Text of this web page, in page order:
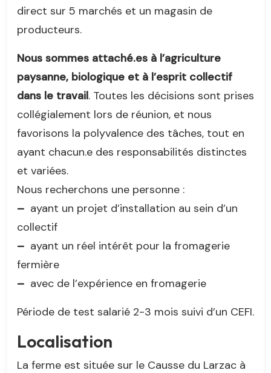
direct sur 5 marchés et un magasin de
producteurs.
Nous sommes attaché.es à l’agriculture
paysanne, biologique et à l’esprit collectif
dans le travail. Toutes les décisions sont prises
collégialement lors de réunion, et nous
favorisons la polyvalence des tâches, tout en
ayant chacun.e des responsabilités distinctes
et variées.
Nous recherchons une personne :
– ayant un projet d’installation au sein d’un
collectif
– ayant un réel intérêt pour la fromagerie
fermière
– avec de l’expérience en fromagerie
Période de test salarié 2-3 mois suivi d’un CEFI.
Localisation
La ferme est située sur le Causse du Larzac à